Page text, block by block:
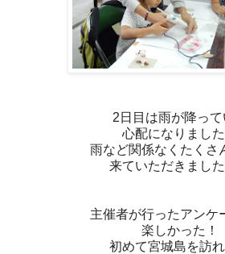
2日目は雨が降って
心配になりまし
雨など関係なくたくさ
来ていただきました
主催者が行ったアンケ
楽しかった！
初めて宮城島を訪れ